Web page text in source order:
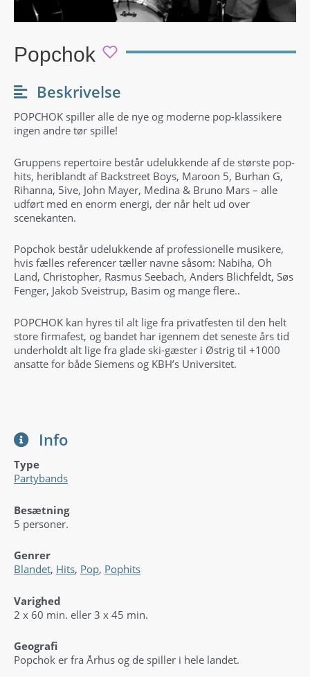
Popchok
Beskrivelse
POPCHOK spiller alle de nye og moderne pop-klassikere
ingen andre tør spille!
Gruppens repertoire består udelukkende af de største pop-
hits, heriblandt af Backstreet Boys, Maroon 5, Burhan G,
Rihanna, 5ive, John Mayer, Medina & Bruno Mars – alle
udført med en enorm energi, der når helt ud over
scenekanten.
Popchok består udelukkende af professionelle musikere,
hvis fælles referencer tæller navne såsom: Nabiha, Oh
Land, Christopher, Rasmus Seebach, Anders Blichfeldt, Søs
Fenger, Jakob Sveistrup, Basim og mange flere..
POPCHOK kan hyres til alt lige fra privatfesten til den helt
store firmafest, og bandet har igennem det seneste års tid
underholdt alt lige fra glade ski-gæster i Østrig til +1000
ansatte for både Siemens og KBH’s Universitet.
Info
Type
Partybands
Besætning
5 personer.
Genrer
Blandet, Hits, Pop, Pophits
Varighed
2 x 60 min. eller 3 x 45 min.
Geografi
Popchok er fra Århus og de spiller i hele landet.